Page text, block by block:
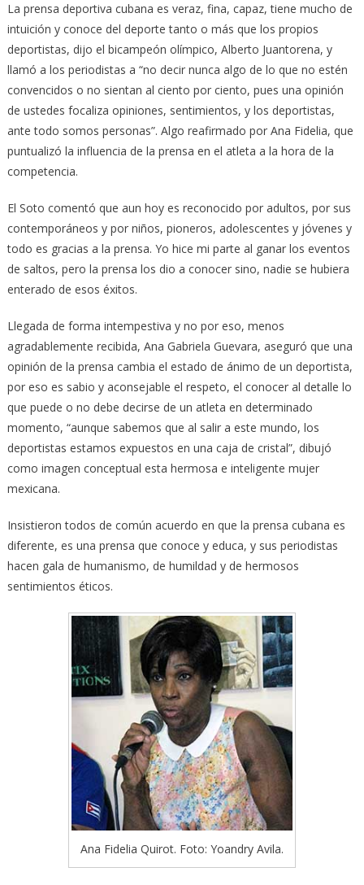
La prensa deportiva cubana es veraz, fina, capaz, tiene mucho de
intuición y conoce del deporte tanto o más que los propios
deportistas, dijo el bicampeón olímpico, Alberto Juantorena, y
llamó a los periodistas a “no decir nunca algo de lo que no estén
convencidos o no sientan al ciento por ciento, pues una opinión
de ustedes focaliza opiniones, sentimientos, y los deportistas,
ante todo somos personas”. Algo reafirmado por Ana Fidelia, que
puntualizó la influencia de la prensa en el atleta a la hora de la
competencia.
El Soto comentó que aun hoy es reconocido por adultos, por sus
contemporáneos y por niños, pioneros, adolescentes y jóvenes y
todo es gracias a la prensa. Yo hice mi parte al ganar los eventos
de saltos, pero la prensa los dio a conocer sino, nadie se hubiera
enterado de esos éxitos.
Llegada de forma intempestiva y no por eso, menos
agradablemente recibida, Ana Gabriela Guevara, aseguró que una
opinión de la prensa cambia el estado de ánimo de un deportista,
por eso es sabio y aconsejable el respeto, el conocer al detalle lo
que puede o no debe decirse de un atleta en determinado
momento, “aunque sabemos que al salir a este mundo, los
deportistas estamos expuestos en una caja de cristal”, dibujó
como imagen conceptual esta hermosa e inteligente mujer
mexicana.
Insistieron todos de común acuerdo en que la prensa cubana es
diferente, es una prensa que conoce y educa, y sus periodistas
hacen gala de humanismo, de humildad y de hermosos
sentimientos éticos.
Ana Fidelia Quirot. Foto: Yoandry Avila.